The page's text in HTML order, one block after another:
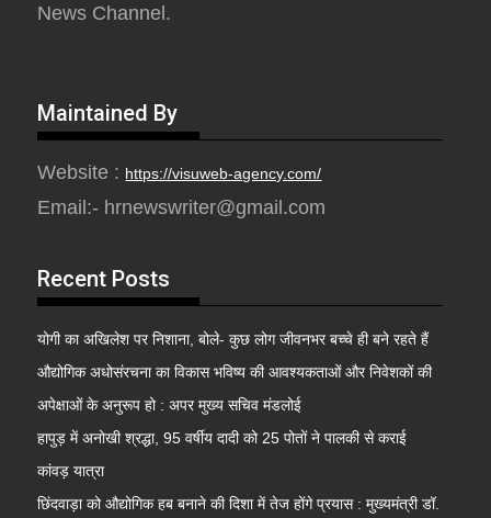
News Channel.
Maintained By
Website : https://visuweb-agency.com/
Email:- hrnewswriter@gmail.com
Recent Posts
योगी का अखिलेश पर निशाना, बोले- कुछ लोग जीवनभर बच्चे ही बने रहते हैं
औद्योगिक अधोसंरचना का विकास भविष्य की आवश्यकताओं और निवेशकों की
अपेक्षाओं के अनुरूप हो : अपर मुख्य सचिव मंडलोई
हापुड़ में अनोखी श्रद्धा, 95 वर्षीय दादी को 25 पोतों ने पालकी से कराई
कांवड़ यात्रा
छिंदवाड़ा को औद्योगिक हब बनाने की दिशा में तेज होंगे प्रयास : मुख्यमंत्री डॉ.